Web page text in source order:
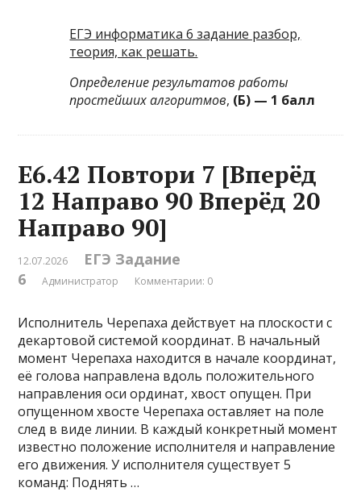
ЕГЭ информатика 6 задание разбор,
теория, как решать.
Определение результатов работы
простейших алгоритмов, (Б) — 1 балл
Е6.42 Повтори 7 [Вперёд
12 Направо 90 Вперёд 20
Направо 90]
12.07.2026
ЕГЭ Задание
6
Администратор Комментарии: 0
Исполнитель Черепаха действует на плоскости с
декартовой системой координат. В начальный
момент Черепаха находится в начале координат,
её голова направлена вдоль положительного
направления оси ординат, хвост опущен. При
опущенном хвосте Черепаха оставляет на поле
след в виде линии. В каждый конкретный момент
известно положение исполнителя и направление
его движения. У исполнителя существует 5
команд: Поднять …